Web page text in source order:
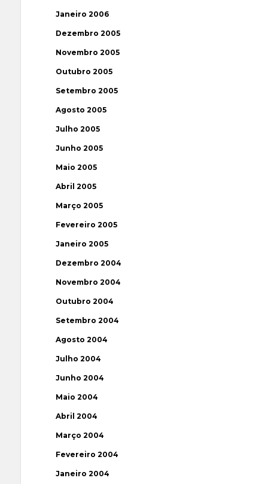
Janeiro 2006
Dezembro 2005
Novembro 2005
Outubro 2005
Setembro 2005
Agosto 2005
Julho 2005
Junho 2005
Maio 2005
Abril 2005
Março 2005
Fevereiro 2005
Janeiro 2005
Dezembro 2004
Novembro 2004
Outubro 2004
Setembro 2004
Agosto 2004
Julho 2004
Junho 2004
Maio 2004
Abril 2004
Março 2004
Fevereiro 2004
Janeiro 2004